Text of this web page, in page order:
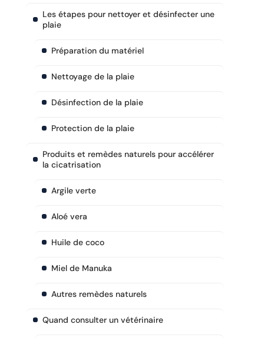
Les étapes pour nettoyer et désinfecter une
plaie
Préparation du matériel
Nettoyage de la plaie
Désinfection de la plaie
Protection de la plaie
Produits et remèdes naturels pour accélérer
la cicatrisation
Argile verte
Aloé vera
Huile de coco
Miel de Manuka
Autres remèdes naturels
Quand consulter un vétérinaire